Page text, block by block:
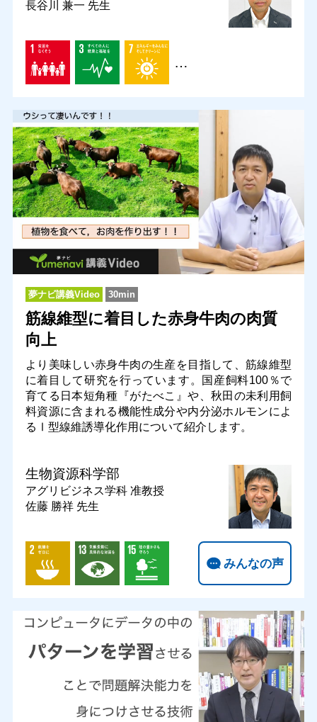
長谷川 兼一 先生
…
夢ナビ講義Video 30min
筋線維型に着目した赤身牛肉の肉質
向上
より美味しい赤身牛肉の生産を目指して、筋線維型
に着目して研究を行っています。国産飼料100％で
育てる日本短角種『がたべこ』や、秋田の未利用飼
料資源に含まれる機能性成分や内分泌ホルモンによ
るⅠ型線維誘導化作用について紹介します。
生物資源科学部
アグリビジネス学科 准教授
佐藤 勝祥 先生
みんなの声